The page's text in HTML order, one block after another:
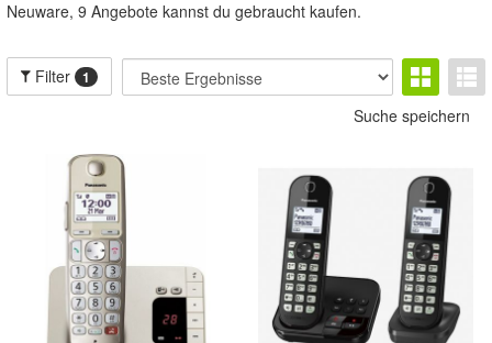
Neuware, 9 Angebote kannst du gebraucht kaufen.
Filter 1
Suche speichern